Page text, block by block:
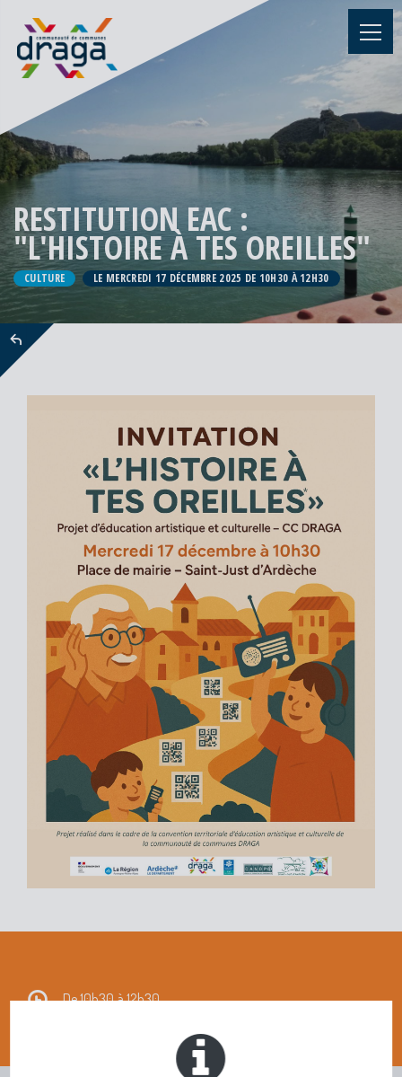
RESTITUTION EAC :
"L'HISTOIRE À TES OREILLES"
CULTURE LE MERCREDI 17 DÉCEMBRE 2025 DE 10H30 À 12H30
De 10h30 à 12h30